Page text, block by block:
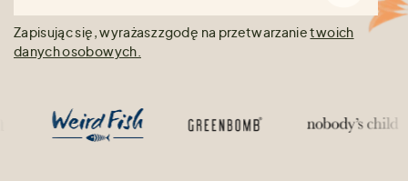
Zapisując się, wyrażasz zgodę na przetwarzanietwoich
danych osobowych.